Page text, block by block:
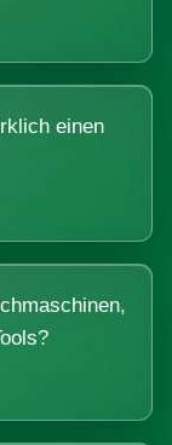
einen